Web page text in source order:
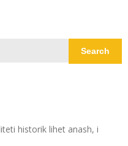
Search
historik lihet anash, i